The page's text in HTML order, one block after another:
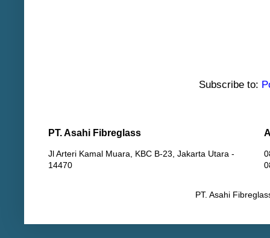
Subscribe to:
PT. Asahi Fibreglass
Jl Arteri Kamal Muara, KBC B-23, Jakarta Utara -
14470
PT. Asahi